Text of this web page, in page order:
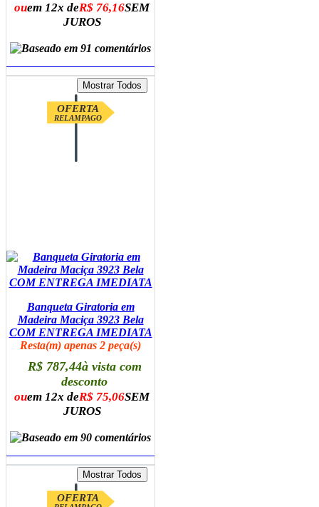
ouem 12x deR$ 76,16SEM
JUROS
OFERTA
RELAMPAGO
Banqueta Giratoria em
Madeira Maciça 3923 Bela
COM ENTREGA IMEDIATA
Resta(m) apenas 2 peça(s)
R$ 787,44à vista com
desconto
ouem 12x deR$ 75,06SEM
JUROS
OFERTA